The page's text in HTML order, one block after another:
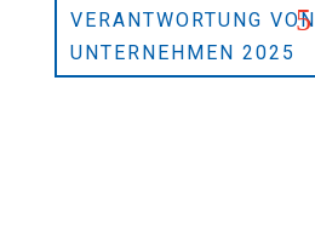
VERANTWORTUNG VON
UNTERNEHMEN 2025